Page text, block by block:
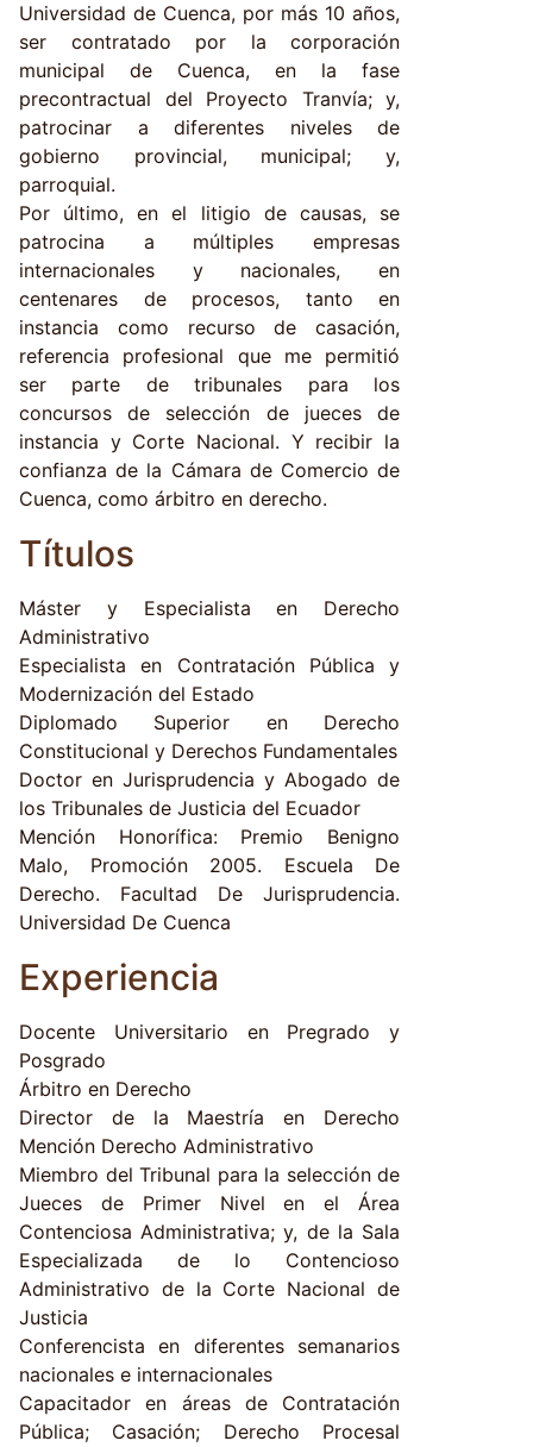
Universidad de Cuenca, por más 10 años,
ser contratado por la corporación
municipal de Cuenca, en la fase
precontractual del Proyecto Tranvía; y,
patrocinar a diferentes niveles de
gobierno provincial, municipal; y,
parroquial.
Por último, en el litigio de causas, se
patrocina a múltiples empresas
internacionales y nacionales, en
centenares de procesos, tanto en
instancia como recurso de casación,
referencia profesional que me permitió
ser parte de tribunales para los
concursos de selección de jueces de
instancia y Corte Nacional. Y recibir la
confianza de la Cámara de Comercio de
Cuenca, como árbitro en derecho.
Títulos
Máster y Especialista en Derecho
Administrativo
Especialista en Contratación Pública y
Modernización del Estado
Diplomado Superior en Derecho
Constitucional y Derechos Fundamentales
Doctor en Jurisprudencia y Abogado de
los Tribunales de Justicia del Ecuador
Mención Honorífica: Premio Benigno
Malo, Promoción 2005. Escuela De
Derecho. Facultad De Jurisprudencia.
Universidad De Cuenca
Experiencia
Docente Universitario en Pregrado y
Posgrado
Árbitro en Derecho
Director de la Maestría en Derecho
Mención Derecho Administrativo
Miembro del Tribunal para la selección de
Jueces de Primer Nivel en el Área
Contenciosa Administrativa; y, de la Sala
Especializada de lo Contencioso
Administrativo de la Corte Nacional de
Justicia
Conferencista en diferentes semanarios
nacionales e internacionales
Capacitador en áreas de Contratación
Pública; Casación; Derecho Procesal